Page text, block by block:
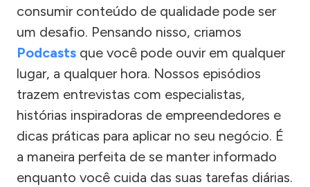
consumir conteúdo de qualidade pode ser
um desafio. Pensando nisso, criamos
Podcasts que você pode ouvir em qualquer
lugar, a qualquer hora. Nossos episódios
trazem entrevistas com especialistas,
histórias inspiradoras de empreendedores e
dicas práticas para aplicar no seu negócio. É
a maneira perfeita de se manter informado
enquanto você cuida das suas tarefas diárias.